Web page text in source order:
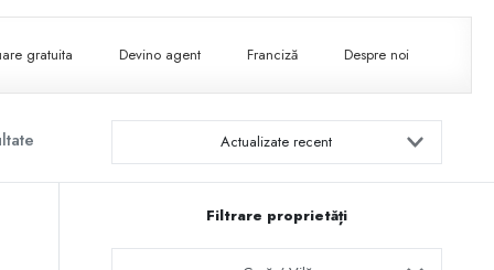
gratuita Devino agent Franciză Despre noi
Actualizate recent
Filtrare proprietăți